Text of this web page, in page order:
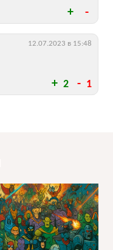
2 1
12.07.2023 в 15:48